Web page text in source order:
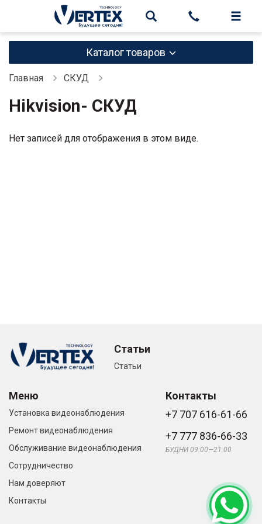
Каталог товаров
Главная СКУД
Hikvision- СКУД
Нет записей для отображения в этом виде.
Статьи
Статьи
Меню
Установка видеонаблюдения
Ремонт видеонаблюдения
Обслуживание видеонаблюдения
Сотрудничество
Нам доверяют
Контакты
Контакты
+7 707 616-61-66
+7 777 836-66-33
БУДНИ 09:00—21:00